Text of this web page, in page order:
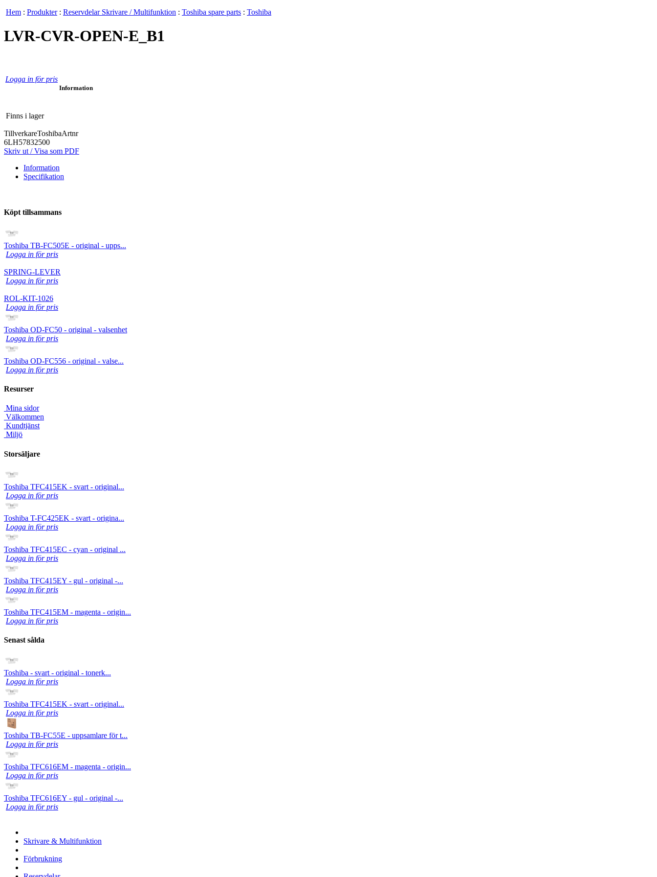
Hem : Produkter: Reservdelar Skrivare / Multifunktion : Toshiba spare parts : Toshiba
LVR-CVR-OPEN-E_B1
Logga in för pris
Information
Finns i lager
TillverkareToshibaArtnr
6LH57832500
Skriv ut / Visa som PDF
Information
Specifikation
Köpt tillsammans
Toshiba TB-FC505E - original - upps...
Logga in för pris
SPRING-LEVER
Logga in för pris
ROL-KIT-1026
Logga in för pris
Toshiba OD-FC50 - original - valsenhet
Logga in för pris
Toshiba OD-FC556 - original - valse...
Logga in för pris
Resurser
Mina sidor
Välkommen
Kundtjänst
Miljö
Storsäljare
Toshiba TFC415EK - svart - original...
Logga in för pris
Toshiba T-FC425EK - svart - origina...
Logga in för pris
Toshiba TFC415EC - cyan - original ...
Logga in för pris
Toshiba TFC415EY - gul - original -...
Logga in för pris
Toshiba TFC415EM - magenta - origin...
Logga in för pris
Senast sålda
Toshiba - svart - original - tonerk...
Logga in för pris
Toshiba TFC415EK - svart - original...
Logga in för pris
Toshiba TB-FC55E - uppsamlare för t...
Logga in för pris
Toshiba TFC616EM - magenta - origin...
Logga in för pris
Toshiba TFC616EY - gul - original -...
Logga in för pris
Skrivare & Multifunktion
Förbrukning